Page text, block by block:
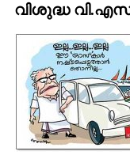
വിശുദ്ധ